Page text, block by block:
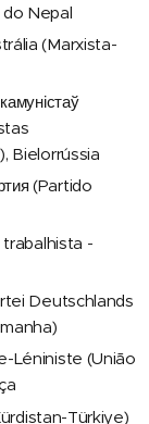
Nepal
(Marxista-
Bielorrússia
(Partido
trabalhista -
Deutschlands
Léniniste (União
Türkiye)